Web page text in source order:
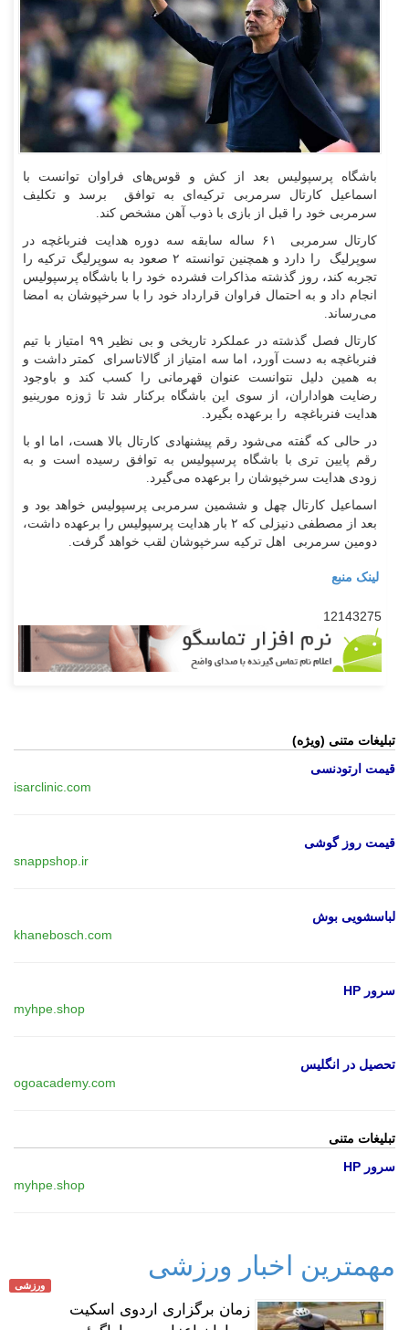
باشگاه پرسپولیس بعد از کش و قوس‌های فراوان توانست با
اسماعیل کارتال سرمربی ترکیه‌ای به توافق برسد و تکلیف
سرمربی خود را قبل از بازی با ذوب آهن مشخص کند.
کارتال سرمربی ۶۱ ساله سابقه سه دوره هدایت فنرباغچه در
سوپرلیگ را دارد و همچنین توانسته ۲ صعود به سوپرلیگ ترکیه را
تجربه کند، روز گذشته مذاکرات فشرده خود را با باشگاه پرسپولیس
انجام داد و به احتمال فراوان قرارداد خود را با سرخپوشان به امضا
می‌رساند.
کارتال فصل گذشته در عملکرد تاریخی و بی نظیر ۹۹ امتیاز با تیم
فنرباغچه به دست آورد، اما سه امتیاز از گالاتاسرای کمتر داشت و
به همین دلیل نتوانست عنوان قهرمانی را کسب کند و باوجود
رضایت هواداران، از سوی این باشگاه برکنار شد تا ژوزه مورینیو
هدایت فنرباغچه را برعهده بگیرد.
در حالی که گفته می‌شود رقم پیشنهادی کارتال بالا هست، اما او با
رقم پایین تری با باشگاه پرسپولیس به توافق رسیده است و به
زودی هدایت سرخپوشان را برعهده می‌گیرد.
اسماعیل کارتال چهل و ششمین سرمربی پرسپولیس خواهد بود و
بعد از مصطفی دنیزلی که ۲ بار هدایت پرسپولیس را برعهده داشت،
دومین سرمربی اهل ترکیه سرخپوشان لقب خواهد گرفت.
لینک منبع
12143275
تبلیغات متنی (ویژه)
قیمت ارتودنسی
isarclinic.com
قیمت روز گوشی
snappshop.ir
لباسشویی بوش
khanebosch.com
سرور HP
myhpe.shop
تحصیل در انگلیس
ogoacademy.com
تبلیغات متنی
سرور HP
myhpe.shop
مهمترین اخبار ورزشی
ورزشی
زمان برگزاری اردوی اسکیت